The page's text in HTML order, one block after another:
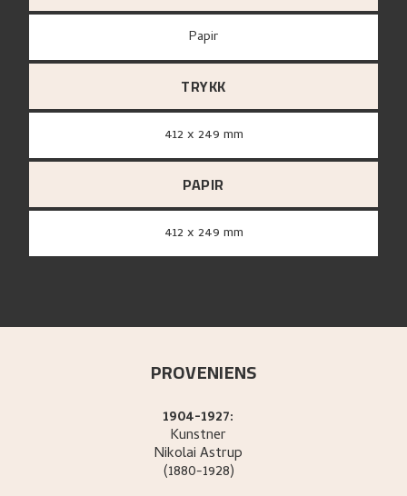
papir
TRYKK
412 x 249 mm
PAPIR
412 x 249 mm
PROVENIENS
1904-1927:
Kunstner
NikolaiAstrup
(1880-1928)